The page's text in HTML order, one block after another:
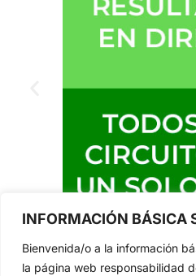
INFORMACIÓN BÁSICA
Bienvenida/o a la información
la página web responsabilidad